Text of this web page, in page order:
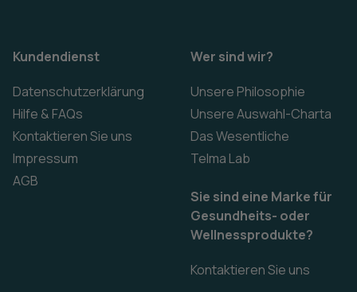
Kundendienst
Datenschutzerklärung
Hilfe & FAQs
Kontaktieren Sie uns
Impressum
AGB
Wer sind wir?
Unsere Philosophie
Unsere Auswahl-Charta
Das Wesentliche
Telma Lab
Sie sind eine Marke für
Gesundheits- oder
Wellnessprodukte?
Kontaktieren Sie uns